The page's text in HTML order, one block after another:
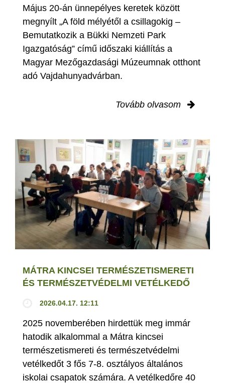
Május 20-án ünnepélyes keretek között
megnyílt „A föld mélyétől a csillagokig –
Bemutatkozik a Bükki Nemzeti Park
Igazgatóság” című időszaki kiállítás a
Magyar Mezőgazdasági Múzeumnak otthont
adó Vajdahunyadvárban.
Tovább olvasom
MÁTRA KINCSEI TERMÉSZETISMERETI
ÉS TERMÉSZETVÉDELMI VETÉLKEDŐ
2026.04.17. 12:11
2025 novemberében hirdettük meg immár
hatodik alkalommal a Mátra kincsei
természetismereti és természetvédelmi
vetélkedőt 3 fős 7-8. osztályos általános
iskolai csapatok számára. A vetélkedőre 40